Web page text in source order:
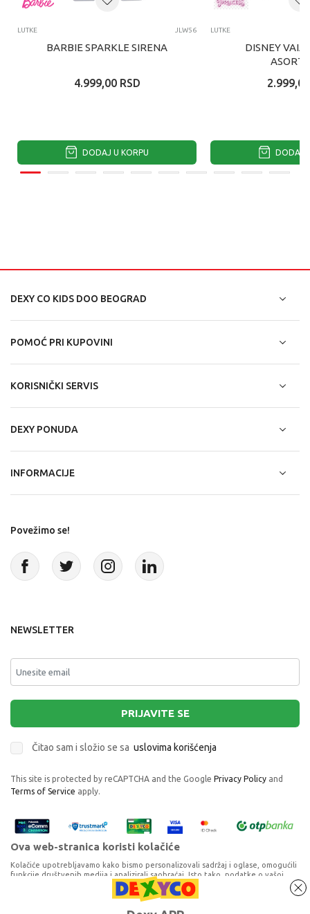
LUTKE JLW56
BARBIE SPARKLE SIRENA
4.999,00 RSD
DODAJ U KORPU
LUTKE
DISNEY
2.999,00
DODAJ
DEXY CO KIDS DOO BEOGRAD
POMOĆ PRI KUPOVINI
KORISNIČKI SERVIS
DEXY PONUDA
INFORMACIJE
Povežimo se!
NEWSLETTER
PRIJAVITE SE
Čitao sam i složio se sa uslovima korišćenja
This site is protected by reCAPTCHA and the Google Privacy Policy and
Terms of Service apply.
Ova web-stranica koristi kolačiće
Kolačiće upotrebljavamo kako bismo personalizovali sadržaj i oglase, omogućili
funkcije društvenih medija i analizirali saobraćaj. Isto tako, podatke o vašoj
upotrebi naše web-lokacije delimo s partnerima za društvene medije,
oglašavanje i analizu, a oni ih mogu kombinovati s drugim podacima koje ste im
pružili ili koje su prikupili dok ste upotrebljavali njihove usluge. Nastavkom